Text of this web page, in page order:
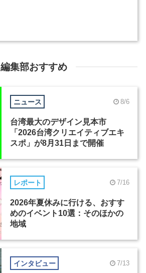
編集部おすすめ
ニュース 8/6
台湾最大のデザイン見本市
「2026台湾クリエイティブエキ
スポ」が8月31日まで開催
レポート 7/16
2026年夏休みに行ける、おすす
めのイベント10選：そのほかの
地域
インタビュー 7/13